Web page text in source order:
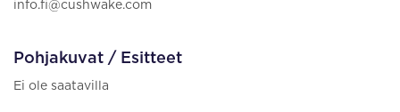
info.fi@cushwake.com
Pohjakuvat / Esitteet
Ei ole saatavilla